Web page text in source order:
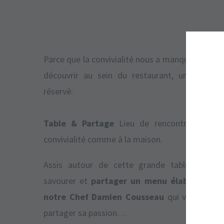
Parce que la convivialité nous a manqué, venez
découvrir au sein du restaurant, un espace
réservé:
Table & Partage Lieu de rencontre et de
convivialité comme à la maison.
Assis autour de cette grande table, venez
savourer et partager un menu élaboré par
notre Chef Damien Cousseau qui vous fera
partager sa passion…